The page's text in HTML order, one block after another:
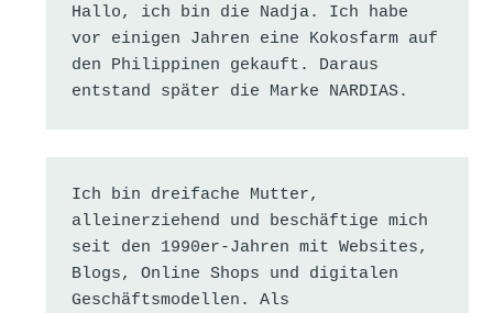
Hallo, ich bin die Nadja. Ich habe
vor einigen Jahren eine Kokosfarm auf
den Philippinen gekauft. Daraus
entstand später die Marke NARDIAS.
Ich bin dreifache Mutter,
alleinerziehend und beschäftige mich
seit den 1990er-Jahren mit Websites,
Blogs, Online Shops und digitalen
Geschäftsmodellen. Als